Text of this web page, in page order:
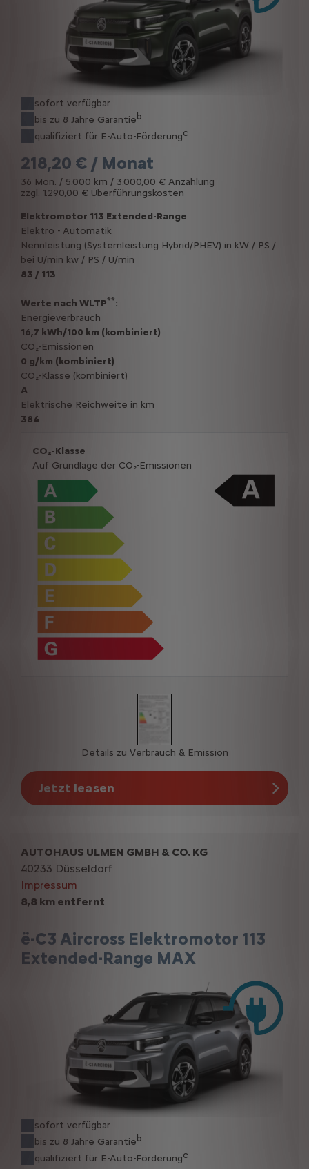
sofort verfügbar
bis zu 8 Jahre Garantieb
qualifiziert für E-Auto-Förderungc
218,20 € / Monat
36 Mon. / 5.000 km / 3.000,00 € Anzahlung
zzgl. 1.290,00 € Überführungskosten
Elektromotor 113 Extended-Range
Elektro - Automatik
Nennleistung (Systemleistung Hybrid/PHEV) in kW / PS /
bei U/min kw / PS / U/min
83 / 113
Werte nach WLTP**:
Energieverbrauch
16,7 kWh/100 km (kombiniert)
CO₂-Emissionen
0 g/km (kombiniert)
CO₂-Klasse (kombiniert)
A
Elektrische Reichweite in km
384
CO₂-Klasse
Auf Grundlage der CO₂-Emissionen
Details zu Verbrauch & Emission
Jetzt leasen
8,8 km entfernt
ë-C3 Aircross Elektromotor 113
Extended-Range MAX
sofort verfügbar
bis zu 8 Jahre Garantieb
qualifiziert für E-Auto-Förderungc
AUTOHAUS ULMEN GMBH & CO. KG
40233 Düsseldorf
Impressum